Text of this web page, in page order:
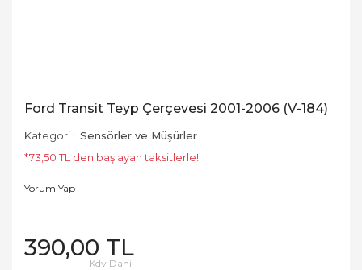
Ford Transit Teyp Çerçevesi 2001-2006 (V-184)
Kategori
Sensörler ve Müşürler
*73,50 TL den başlayan taksitlerle!
Yorum Yap
390,00 TL
Kdv Dahil